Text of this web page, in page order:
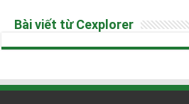
Bài viết từ Cexplorer